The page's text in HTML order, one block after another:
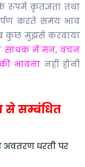
रूपमें कृतज्ञता तथा
करते समय भाव
सब कुछ मुझसे करवाया
साधक में मन, वचन
भावना नहीं होनी
से सम्बंधित
अवतरण धरती पर